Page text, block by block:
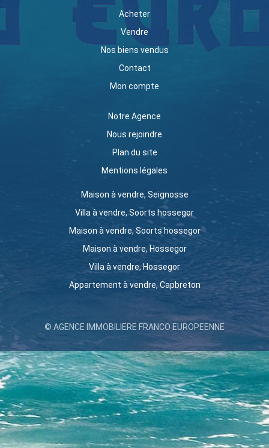
Acheter
Vendre
Nos biens vendus
Contact
Mon compte
Notre Agence
Nous rejoindre
Plan du site
Mentions légales
Maison à vendre, Seignosse
Villa à vendre, Soorts hossegor
Maison à vendre, Soorts hossegor
Maison à vendre, Hossegor
Villa à vendre, Hossegor
Appartement à vendre, Capbreton
© AGENCE IMMOBILIERE FRANCO EUROPEENNE